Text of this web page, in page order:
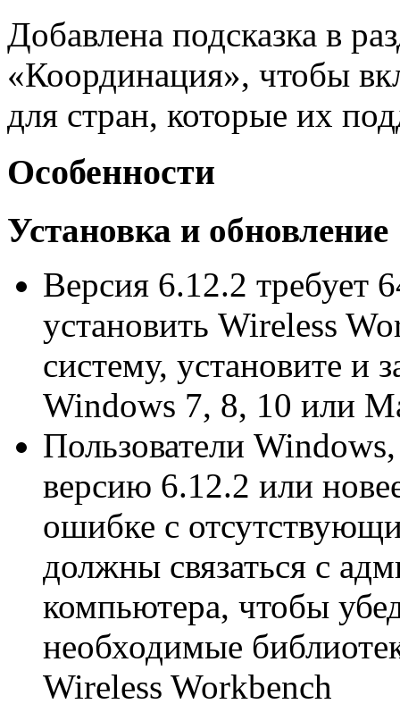
Добавлена ​​подсказка в
«Координация», чтобы
для стран, которые их
Особенности
Установка и обновление
Версия 6.12.2 требует
установить Wireless
систему, установите и
Windows 7, 8, 10 или
Пользователи
версию 6.12.2 или
ошибке с
должны связаться с
компьютера, чтобы
необходимые
Wireless Workbench